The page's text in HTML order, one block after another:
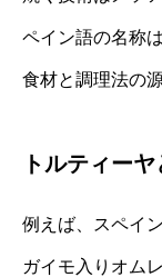
ペイン語の名称
食材と調理法の
トルティー
例えば、スペイ
ガイモ入りオム